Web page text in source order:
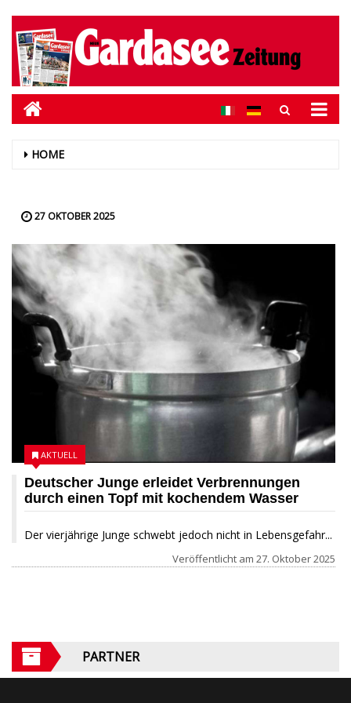
HOME
27 OKTOBER 2025
Deutscher Junge erleidet Verbrennungen
durch einen Topf mit kochendem Wasser
Der vierjährige Junge schwebt jedoch nicht in Lebensgefahr...
AKTUELL
Veröffentlicht am 27. Oktober 2025
PARTNER